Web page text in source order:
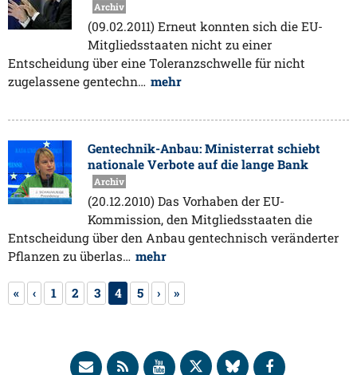
Archiv
(09.02.2011) Erneut konnten sich die EU-
Mitgliedsstaaten nicht zu einer
Entscheidung über eine Toleranzschwelle für nicht
zugelassene gentechn… mehr
Gentechnik-Anbau: Ministerrat schiebt
nationale Verbote auf die lange Bank
Archiv
(20.12.2010) Das Vorhaben der EU-
Kommission, den Mitgliedsstaaten die
Entscheidung über den Anbau gentechnisch veränderter
Pflanzen zu überlas… mehr
« ‹ 1 2 3 4 5 › »